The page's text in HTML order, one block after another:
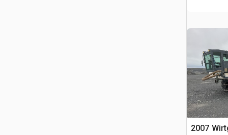
2007